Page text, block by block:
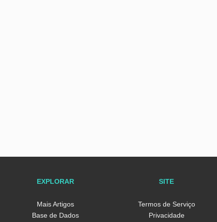
EXPLORAR
Mais Artigos
Base de Dados
SITE
Termos de Serviço
Privacidade